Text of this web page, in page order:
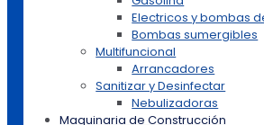
Electricos y bombas
Bombas sumergibles
Multifuncional
Arrancadores
Sanitizar y Desinfectar
Nebulizadoras
Maquinaria de Construcción